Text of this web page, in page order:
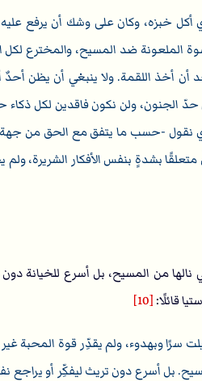
خبزه، وكان على وشك أن يرفع عليه
الملعونة ضد المسيح، والمخترع
أخذ اللقمة. ولا ينبغي أن يظن أحدٌ
الجنون، ولن نكون فاقدين لكل
نقول -حسب ما يتفق مع الحق من
بشدةٍ بنفس الأفكار الشريرة،
نالها من المسيح، بل أسرع للخيانة
قائلًا: [10]
وبهدوء، ولم يقدِّر قوة المحبة غير
بل أسرع دون تريث ليفكِّر أو